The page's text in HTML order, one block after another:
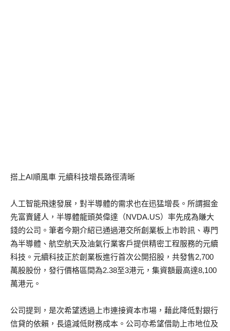
搭上AI順風車 元續科技增長路徑清晰
人工智能飛速發展，對半導體的需求也在迅猛增長。所謂掘金
先富賣鏟人，半導體龍頭英偉達（NVDA.US）率先成為賺大
錢的公司。筆者今期介紹已通過港交所創業板上市聆訊、專門
為半導體、航空航天及油氣行業客戶提供精密工程服務的元續
科技。元續科技正於創業板進行首次公開招股，共發售2,700
萬股股份，發行價格區間為2.38至3港元，集資額最高達8,100
萬港元。
公司提到，是次希望透過上市連接資本市場，藉此降低對銀行
信貸的依賴，長遠減低財務成本。公司亦希望借助上市地位及